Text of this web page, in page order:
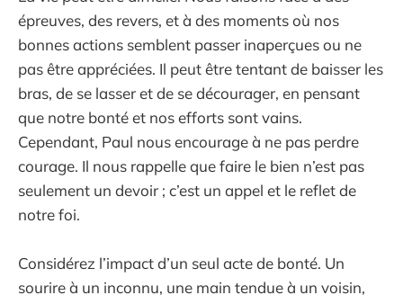
épreuves, des revers, et à des moments où nos
bonnes actions semblent passer inaperçues ou ne
pas être appréciées. Il peut être tentant de baisser les
bras, de se lasser et de se décourager, en pensant
que notre bonté et nos efforts sont vains.
Cependant, Paul nous encourage à ne pas perdre
courage. Il nous rappelle que faire le bien n’est pas
seulement un devoir ; c’est un appel et le reflet de
notre foi.
Considérez l’impact d’un seul acte de bonté. Un
sourire à un inconnu, une main tendue à un voisin,